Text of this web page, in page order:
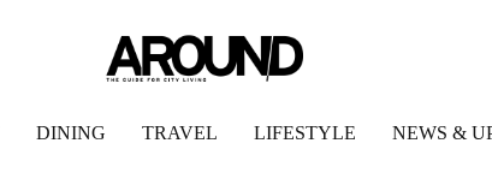
DINING TRAVEL LIFESTYLE NEWS &